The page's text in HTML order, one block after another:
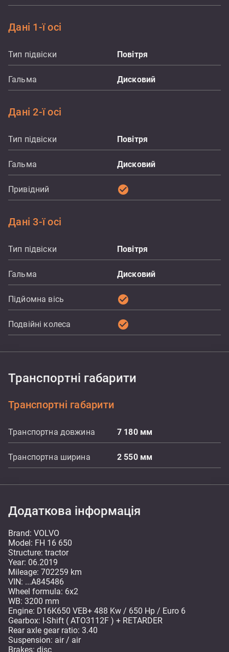
Дані 1-ї осі
Тип підвіски Повітря
Гальма Дисковий
Дані 2-ї осі
Тип підвіски Повітря
Гальма Дисковий
Привідний check_circle
Дані 3-ї осі
Тип підвіски Повітря
Гальма Дисковий
Підйомна вісь check_circle
Подвійні колеса check_circle
Транспортні габарити
Транспортні габарити
Транспортна довжина 7 180 мм
Транспортна ширина 2 550 мм
Додаткова інформація
Brand: VOLVO
Model: FH 16 650
Structure: tractor
Year: 06.2019
Mileage: 702259 km
VIN: ...A845486
Wheel formula: 6x2
WB: 3200 mm
Engine: D16K650 VEB+ 488 Kw / 650 Hp / Euro 6
Gearbox: I-Shift ( ATO3112F ) + RETARDER
Rear axle gear ratio: 3.40
Suspension: air / air
Brakes: disc